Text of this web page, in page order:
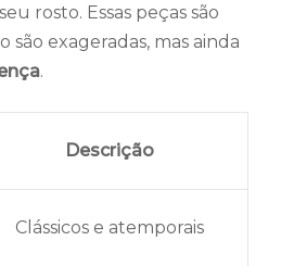
rosto. Essas peças são
exageradas, mas ainda
.
Descrição
Clássicos e atemporais